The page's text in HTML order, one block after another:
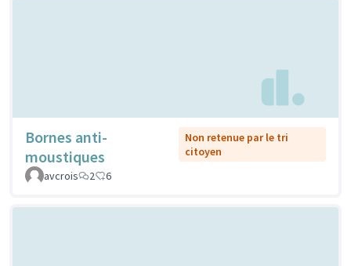
Bornes anti-
moustiques
Non retenue par le tri
citoyen
avcrois
2 6